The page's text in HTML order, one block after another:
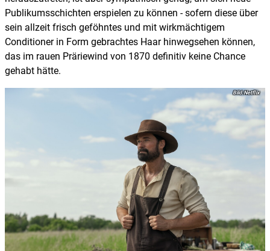
Publikumsschichten erspielen zu können - sofern diese über
sein allzeit frisch geföhntes und mit wirkmächtigem
Conditioner in Form gebrachtes Haar hinwegsehen können,
das im rauen Präriewind von 1870 definitiv keine Chance
gehabt hätte.
Netflix